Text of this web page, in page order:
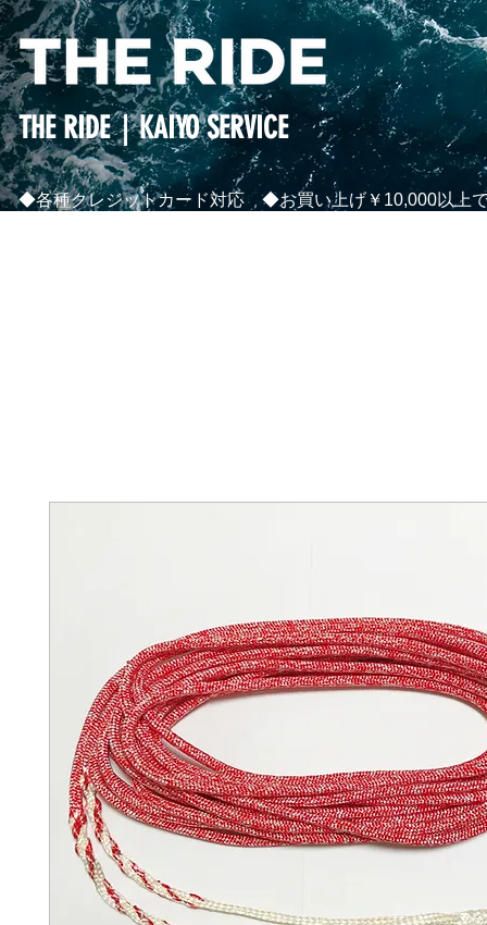
THE RIDE｜KAIYO SERVICE
◆各種クレジットカード対応 ◆お買い上げ￥10,000以上